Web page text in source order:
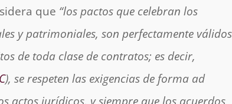
que “los pactos que celebran los
y patrimoniales,son perfectamente
de toda clase de contratos; es decir,
), se respeten las exigencias de forma ad
actos jurídicos, y siempre que los acuerdos